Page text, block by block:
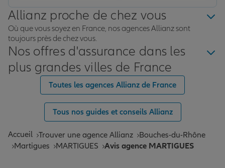
Allianz proche de chez vous
Où que vous soyez en France, nos agences Allianz sont
toujours près de chez vous.
Nos offres d'assurance dans les
plus grandes villes de France
Toutes les agences Allianz de France
Tous nos guides et conseils Allianz
Accueil Trouver une agence Allianz
Bouches-du-Rhône
Martigues
MARTIGUES Avis agence MARTIGUES